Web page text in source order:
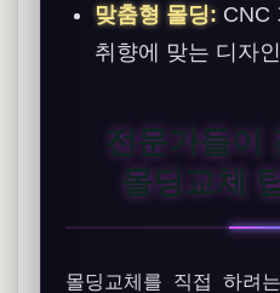
맞춤형 몰딩: CNC
취향에 맞는 디자
전문가들이
몰딩교체
몰딩교체를 직접 하려